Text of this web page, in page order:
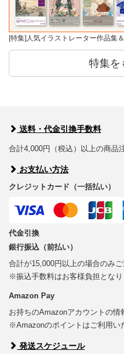
[特集]人気イラストレーター作品集
特集を
送料・代金引換手数料
合計4,000円（税込）以上の商品
お支払い方法
クレジットカード（一括払い）
代金引換
銀行振込（前払い）
合計が15,000円以上の場合のみご
※振込手数料はお客様負担となり
Amazon Pay
お持ちのAmazonアカウントの情
※Amazonのポイントはご利用い
発送スケジュール